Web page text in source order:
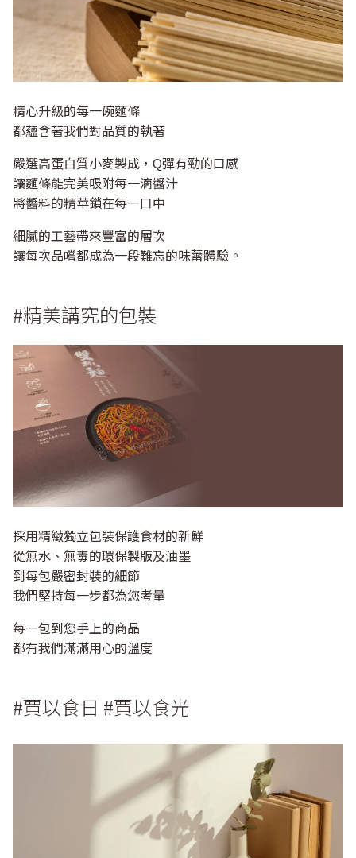
精心升級的每一碗麵條
都蘊含著我們對品質的執著
嚴選高蛋白質小麥製成，Q彈有勁的口感
讓麵條能完美吸附每一滴醬汁
將醬料的精華鎖在每一口中
細膩的工藝帶來豐富的層次
讓每次品嚐都成為一段難忘的味蕾體驗。
#精美講究的包裝
採用精緻獨立包裝保護食材的新鮮
從無水、無毒的環保製版及油墨
到每包嚴密封裝的細節
我們堅持每一步都為您考量
每一包到您手上的商品
都有我們滿滿用心的溫度
#賈以食日 #賈以食光